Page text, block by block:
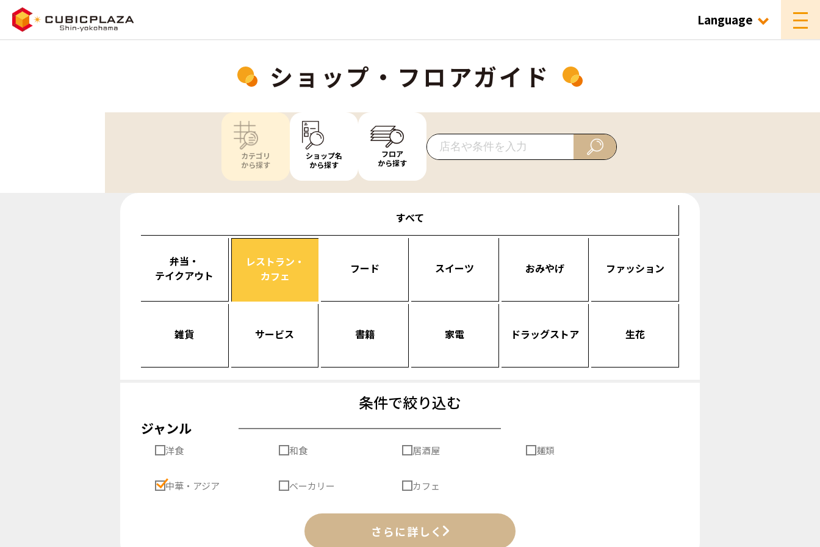
Language
ショップ・フロアガイド
カテゴリ
から探す
ショップ名
から探す
フロア
から探す
すべて
弁当・
テイクアウト
レストラン・
カフェ
フード スイーツ おみやげ ファッション
雑貨 サービス 書籍 家電 ドラッグストア 生花
条件で絞り込む
ジャンル
洋食 和食 居酒屋 麺類
中華・アジア ベーカリー カフェ
さらに詳しく